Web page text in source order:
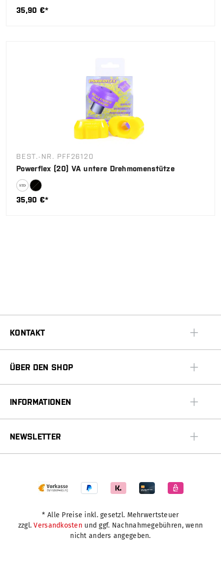
35,90 €*
BEST.-NR. PFF26120
Powerflex (20) VA untere Drehmomenstütze
35,90 €*
KONTAKT
ÜBER DEN SHOP
INFORMATIONEN
NEWSLETTER
* Alle Preise inkl. gesetzl. Mehrwertsteuer
zzgl.Versandkosten und ggf. Nachnahmegebühren, wenn
nicht anders angegeben.